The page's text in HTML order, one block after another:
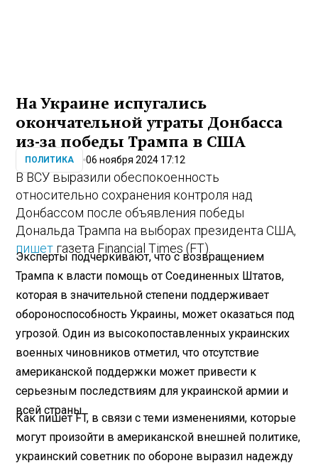
На Украине испугались
окончательной утраты Донбасса
из-за победы Трампа в США
ПОЛИТИКА 06 ноября 2024 17:12
В ВСУ выразили обеспокоенность
относительно сохранения контроля над
Донбассом после объявления победы
Дональда Трампа на выборах президента США,
пишет газета Financial Times (FT).
Эксперты подчеркивают, что с возвращением
Трампа к власти помощь от Соединенных Штатов,
которая в значительной степени поддерживает
обороноспособность Украины, может оказаться под
угрозой. Один из высокопоставленных украинских
военных чиновников отметил, что отсутствие
американской поддержки может привести к
серьезным последствиям для украинской армии и
всей страны.
Как пишет FT, в связи с теми изменениями, которые
могут произойти в американской внешней политике,
украинский советник по обороне выразил надежду